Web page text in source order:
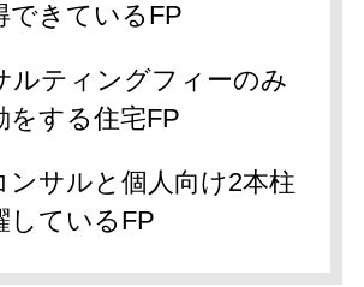
できているFP
ルティングフィーのみ
をする住宅FP
ンサルと個人向け2本柱
しているFP